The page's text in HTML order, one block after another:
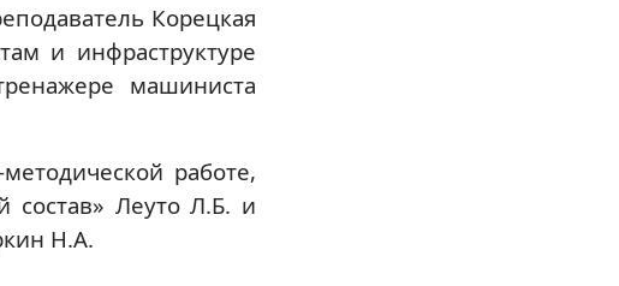
Корецкая
и инфраструктуре
машиниста
работе,
Леуто Л.Б. и
Н.А.